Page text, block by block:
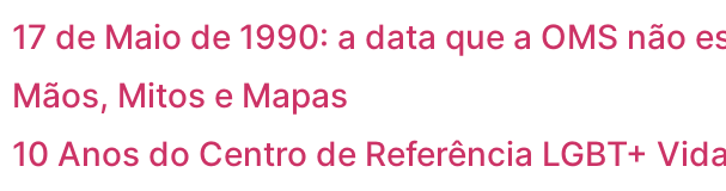
17 de Maio de 1990: a data que a OMS não
Mãos, Mitos e Mapas
10 Anos do Centro de Referência LGBT+